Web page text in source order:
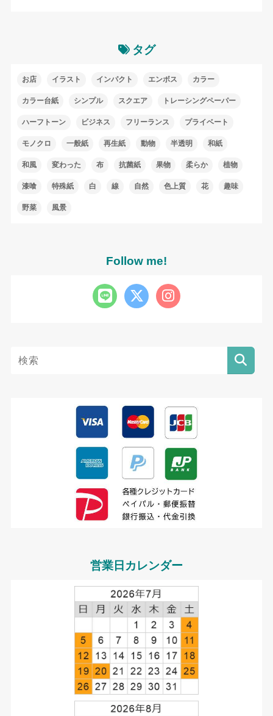
タグ
お店 イラスト インパクト エンボス カラー
カラー台紙 シンプル スクエア トレーシングペーパー
ハーフトーン ビジネス フリーランス プライベート
モノクロ 一般紙 再生紙 動物 半透明 和紙
和風 変わった 布 抗菌紙 果物 柔らか 植物
漆喰 特殊紙 白 線 自然 色上質 花 趣味
野菜 風景
Follow me!
営業日カレンダー